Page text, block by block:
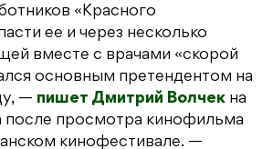
«Красного
ее и через несколько
вместе с врачами «скорой
основным претендентом на
— пишет Дмитрий Волчек на
после просмотра кинофильма
кинофестивале. —